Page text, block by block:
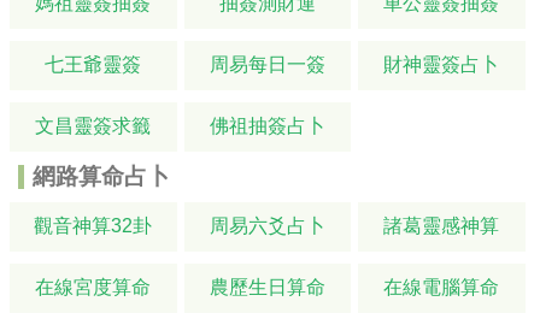
七王爺靈簽 周易每日一簽 財神靈簽占卜
文昌靈簽求籤 佛祖抽簽占卜
網路算命占卜
觀音神算32卦 周易六爻占卜 諸葛靈感神算
在線宮度算命 農歷生日算命 在線電腦算命